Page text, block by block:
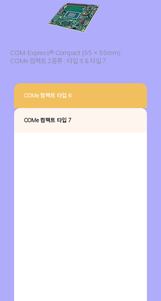
COM-Express® Compact (95 x 95mm):
COMe 컴팩트 2종류 : 타입 6 & 타입 7
COMe 컴팩트 타입 6
COMe 컴팩트 타입 7